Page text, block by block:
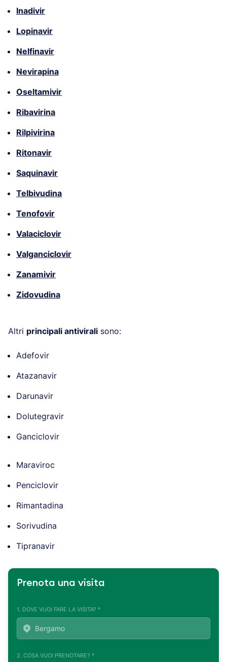
Inadivir
Lopinavir
Nelfinavir
Nevirapina
Oseltamivir
Ribavirina
Rilpivirina
Ritonavir
Saquinavir
Telbivudina
Tenofovir
Valaciclovir
Valganciclovir
Zanamivir
Zidovudina
Altri principali antivirali sono:
Adefovir
Atazanavir
Darunavir
Dolutegravir
Ganciclovir
Maraviroc
Penciclovir
Rimantadina
Sorivudina
Tipranavir
Prenota una visita
1. DOVE VUOI FARE LA VISITA? *
2. COSA VUOI PRENOTARE? *